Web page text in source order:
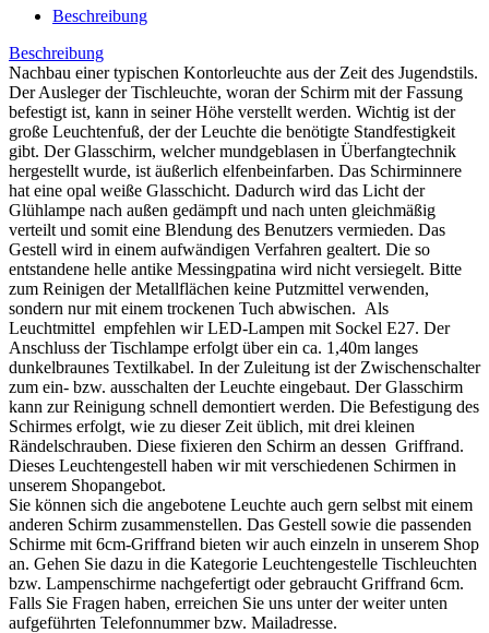
Beschreibung
Beschreibung
Nachbau einer typischen Kontorleuchte aus der Zeit des Jugendstils.
Der Ausleger der Tischleuchte, woran der Schirm mit der Fassung
befestigt ist, kann in seiner Höhe verstellt werden. Wichtig ist der
große Leuchtenfuß, der der Leuchte die benötigte Standfestigkeit
gibt. Der Glasschirm, welcher mundgeblasen in Überfangtechnik
hergestellt wurde, ist äußerlich elfenbeinfarben. Das Schirminnere
hat eine opal weiße Glasschicht. Dadurch wird das Licht der
Glühlampe nach außen gedämpft und nach unten gleichmäßig
verteilt und somit eine Blendung des Benutzers vermieden. Das
Gestell wird in einem aufwändigen Verfahren gealtert. Die so
entstandene helle antike Messingpatina wird nicht versiegelt. Bitte
zum Reinigen der Metallflächen keine Putzmittel verwenden,
sondern nur mit einem trockenen Tuch abwischen. Als
Leuchtmittel empfehlen wir LED-Lampen mit Sockel E27. Der
Anschluss der Tischlampe erfolgt über ein ca. 1,40m langes
dunkelbraunes Textilkabel. In der Zuleitung ist der Zwischenschalter
zum ein- bzw. ausschalten der Leuchte eingebaut. Der Glasschirm
kann zur Reinigung schnell demontiert werden. Die Befestigung des
Schirmes erfolgt, wie zu dieser Zeit üblich, mit drei kleinen
Rändelschrauben. Diese fixieren den Schirm an dessen Griffrand.
Dieses Leuchtengestell haben wir mit verschiedenen Schirmen in
unserem Shopangebot.
Sie können sich die angebotene Leuchte auch gern selbst mit einem
anderen Schirm zusammenstellen. Das Gestell sowie die passenden
Schirme mit 6cm-Griffrand bieten wir auch einzeln in unserem Shop
an. Gehen Sie dazu in die Kategorie Leuchtengestelle Tischleuchten
bzw. Lampenschirme nachgefertigt oder gebraucht Griffrand 6cm.
Falls Sie Fragen haben, erreichen Sie uns unter der weiter unten
aufgeführten Telefonnummer bzw. Mailadresse.